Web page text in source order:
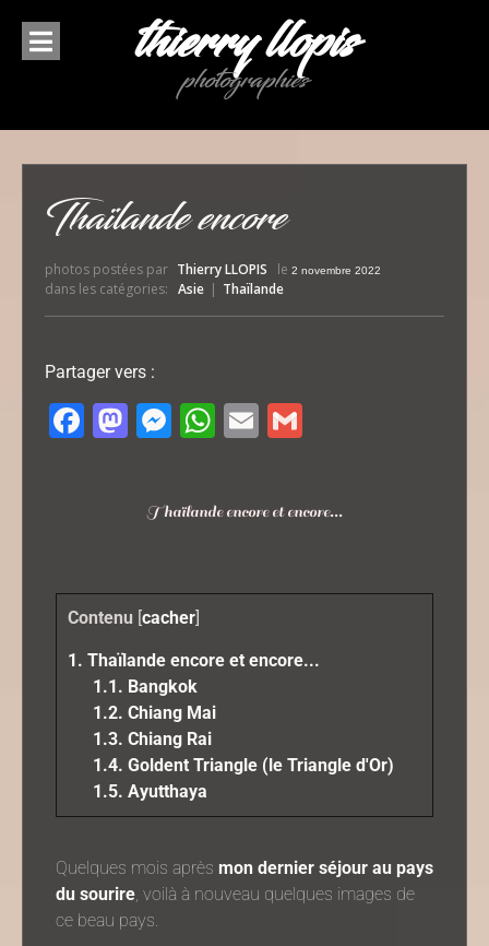
thierry llopis
photographies
Thaïlande encore
photos postées par Thierry LLOPIS le 2 novembre 2022
dans les catégories: Asie | Thaïlande
Partager vers :
FacebookMastodonMessengerWhatsApp
Email
Thaïlande encore et encore...
Contenu [cacher]
1. Thaïlande encore et encore...
1.1. Bangkok
1.2. Chiang Mai
1.3. Chiang Rai
1.4. Goldent Triangle (le Triangle d'Or)
1.5. Ayutthaya
Quelques mois après mon dernier séjour au pays
du sourire , voilà à nouveau quelques images de
ce beau pays.